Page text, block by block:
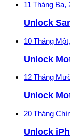
11 Tháng Ba,
Unlock
10 Tháng
Unlock
12 Tháng
Unlock
20 Tháng
Unlock